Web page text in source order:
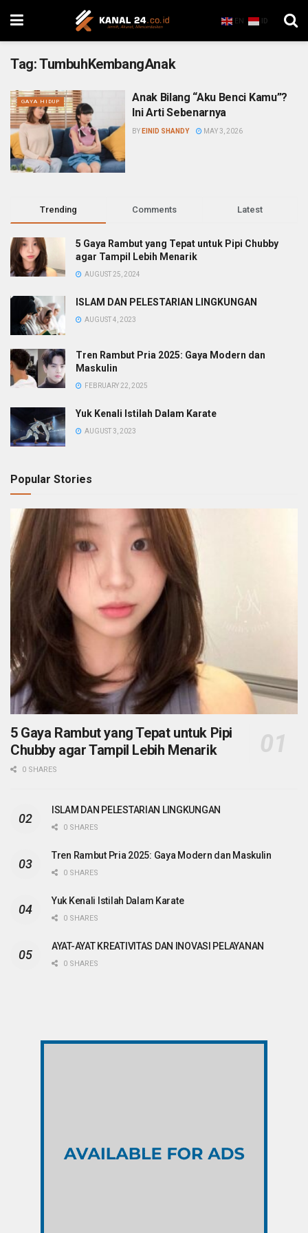
EN ID
Tag:TumbuhKembangAnak
GAYA HIDUP
Anak Bilang “Aku Benci Kamu”?
Ini Arti Sebenarnya
BY EINID SHANDY MAY 3, 2026
Trending Comments Latest
5 Gaya Rambut yang Tepat untuk Pipi Chubby
agar Tampil Lebih Menarik
AUGUST 25, 2024
ISLAM DAN PELESTARIAN LINGKUNGAN
AUGUST 4, 2023
Tren Rambut Pria 2025: Gaya Modern dan
Maskulin
FEBRUARY 22, 2025
Yuk Kenali Istilah Dalam Karate
AUGUST 3, 2023
Popular Stories
5 Gaya Rambut yang Tepat untuk Pipi
Chubby agar Tampil Lebih Menarik
0 SHARES
ISLAM DAN PELESTARIAN LINGKUNGAN
0 SHARES
Tren Rambut Pria 2025: Gaya Modern dan Maskulin
0 SHARES
Yuk Kenali Istilah Dalam Karate
0 SHARES
AYAT-AYAT KREATIVITAS DAN INOVASI PELAYANAN
0 SHARES